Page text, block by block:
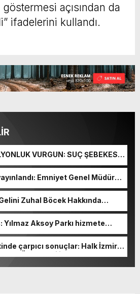
açısından da
ifadelerini kullandı.
VURGUN: SUÇ ŞEBEKESİ
BASTI!
Emniyet Genel Müdürü
Zuhal Böcek Hakkında
Yılmaz Aksoy Parkı hizmete
çarpıcı sonuçlar: Halk İzmirli
Ömer Eşki ilk sırada